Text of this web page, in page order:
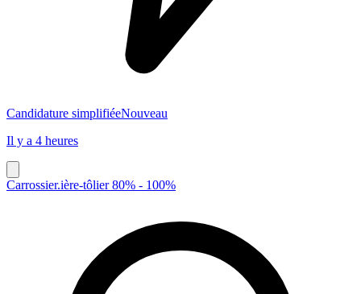
Candidature simplifiéeNouveau
Il y a 4 heures
Carrossier.ière-tôlier 80% - 100%